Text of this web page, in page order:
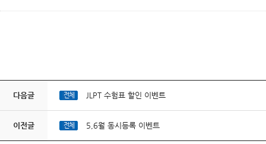
다음글 전체 JLPT 수험표 할인 이벤트
이전글 전체 5,6월 동시등록 이벤트